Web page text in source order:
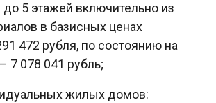
5 этажей включительно из
в базисных ценах
472 рубля, по состоянию на
7 078 041 рубль;
жилых домов: